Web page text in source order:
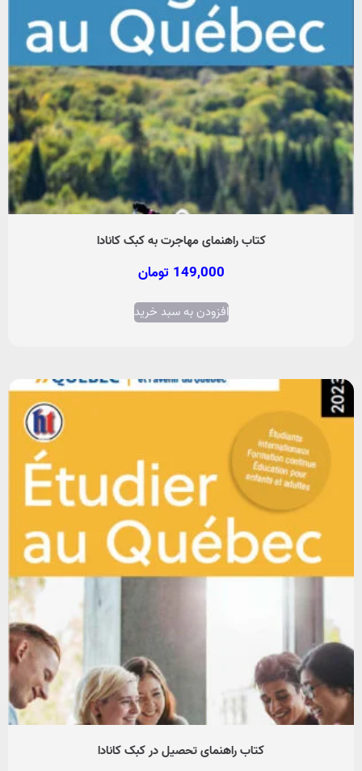
کتاب راهنمای مهاجرت به کبک کانادا
149,000 تومان
افزودن به سبد خرید
کتاب راهنمای تحصیل در کبک کانادا